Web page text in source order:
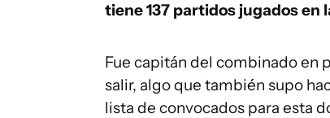
tiene 137 partidos jugados en
Fue capitán del combinado en
salir, algo que también supo
lista de convocados para esta